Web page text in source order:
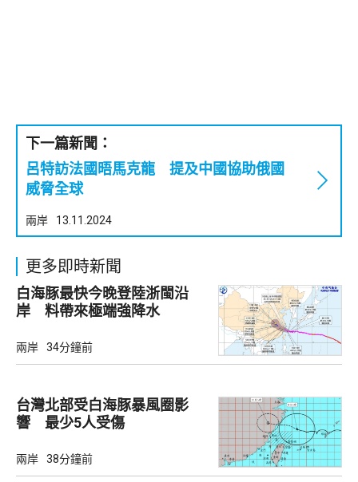
下一篇新聞：
呂特訪法國晤馬克龍 提及中國協助俄國
威脅全球
兩岸 13.11.2024
更多即時新聞
白海豚最快今晚登陸浙閩沿
岸 料帶來極端強降水
兩岸 34分鐘前
台灣北部受白海豚暴風圈影
響 最少5人受傷
兩岸 38分鐘前